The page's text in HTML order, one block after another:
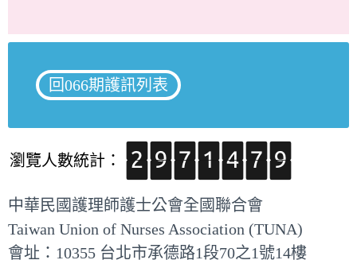
回066期護訊列表
瀏覽人數統計：
中華民國護理師護士公會全國聯合會
Taiwan Union of Nurses Association (TUNA)
會址：10355 台北市承德路1段70之1號14樓